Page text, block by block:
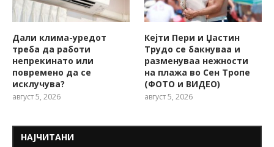
Дали клима-уредот
треба да работи
непрекинато или
повремено да се
исклучува?
август 5, 2026
Кејти Пери и Џастин
Трудо се бакнуваа и
разменуваа нежности
на плажа во Сен Тропе
(ФОТО и ВИДЕО)
август 5, 2026
НАЈЧИТАНИ